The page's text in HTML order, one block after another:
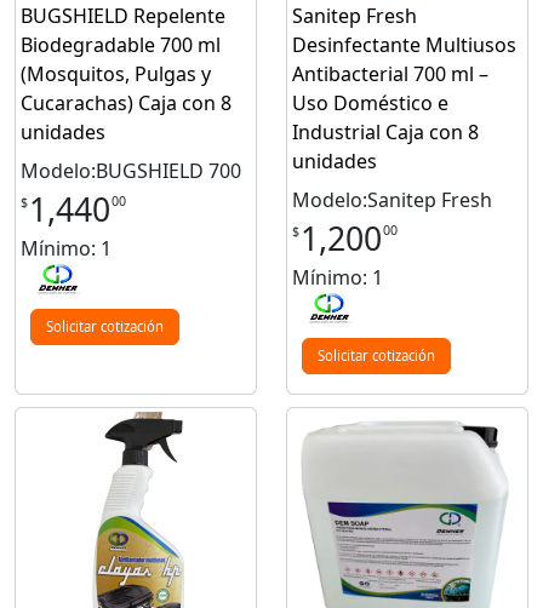
BUGSHIELD Repelente
Biodegradable 700 ml
(Mosquitos, Pulgas y
Cucarachas) Caja con 8
unidades
Modelo:BUGSHIELD 700
$ 1,44000
Mínimo: 1
Solicitar cotización
Sanitep Fresh
Desinfectante Multiusos
Antibacterial 700 ml –
Uso Doméstico e
Industrial Caja con 8
unidades
Modelo:Sanitep Fresh
$ 1,20000
Mínimo: 1
Solicitar cotización